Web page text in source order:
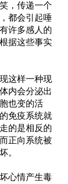
，传递一个
都会引起唾
许多感人的
据这些事实
这样一种现
内会分泌出
也变的活
免疫系统就
的是相反的
正向系统被
。
心情产生毒